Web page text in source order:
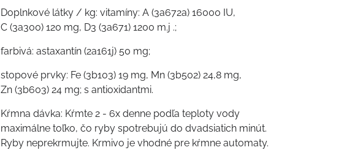
Doplnkové látky / kg: vitamíny: A (3a672a) 16000 IU,
C (3a300) 120 mg, D3 (3a671) 1200 m.j .;
farbivá: astaxantín (2a161j) 50 mg;
stopové prvky: Fe (3b103) 19 mg, Mn (3b502) 24,8 mg,
Zn (3b603) 24 mg; s antioxidantmi.
Kŕmna dávka: Kŕmte 2 - 6x denne podľa teploty vody
maximálne toľko, čo ryby spotrebujú do dvadsiatich minút.
Ryby neprekrmujte. Krmivo je vhodné pre kŕmne automaty.